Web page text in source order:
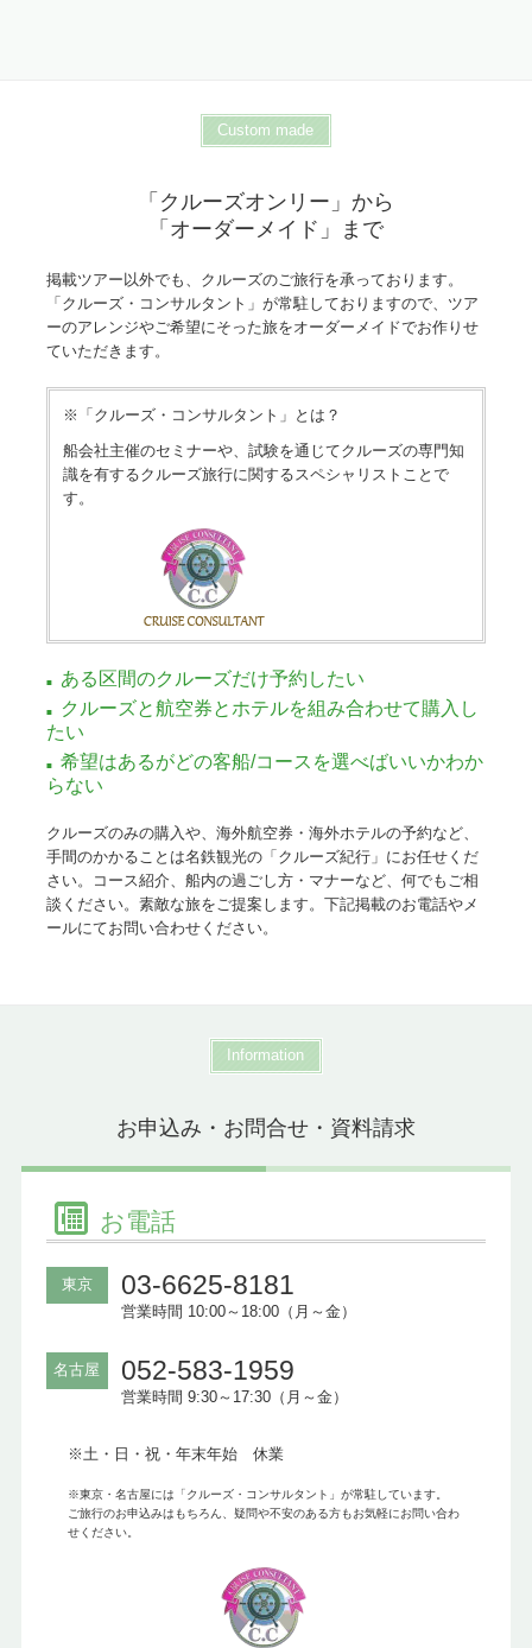
Custom made
「クルーズオンリー」から
「オーダーメイド」まで
掲載ツアー以外でも、クルーズのご旅行を承っております。
「クルーズ・コンサルタント」が常駐しておりますので、ツア
ーのアレンジやご希望にそった旅をオーダーメイドでお作りせ
ていただきます。
※「クルーズ・コンサルタント」とは？
船会社主催のセミナーや、試験を通じてクルーズの専門知
識を有するクルーズ旅行に関するスペシャリストことで
す。
ある区間のクルーズだけ予約したい
クルーズと航空券とホテルを組み合わせて購入し
たい
希望はあるがどの客船/コースを選べばいいかわか
らない
クルーズのみの購入や、海外航空券・海外ホテルの予約など、
手間のかかることは名鉄観光の「クルーズ紀行」にお任せくだ
さい。コース紹介、船内の過ごし方・マナーなど、何でもご相
談ください。素敵な旅をご提案します。下記掲載のお電話やメ
ールにてお問い合わせください。
Information
お申込み・お問合せ・資料請求
お電話
東京 03-6625-8181
営業時間 10:00～18:00（月～金）
名古屋 052-583-1959
営業時間 9:30～17:30（月～金）
※土・日・祝・年末年始 休業
※東京・名古屋には「クルーズ・コンサルタント」が常駐しています。
ご旅行のお申込みはもちろん、疑問や不安のある方もお気軽にお問い合わ
せください。